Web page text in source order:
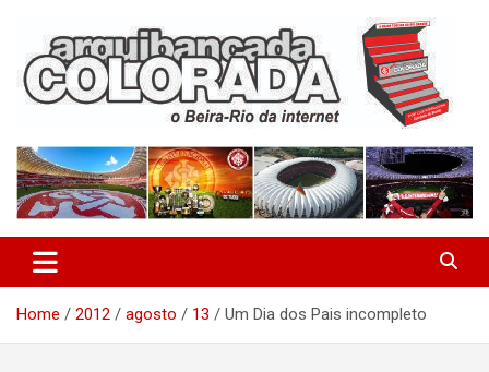
content
Arquibancada Colorada
Home 2012 agosto 13 Um Dia dos Pais incompleto